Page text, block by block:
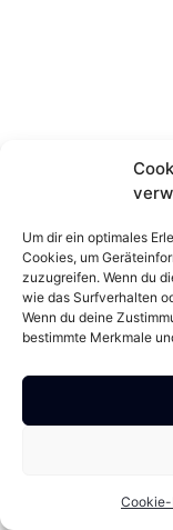
Um dir ein optimales
Cookies, um
zuzugreifen. Wenn du
wie das Surfverhalten
Wenn du deine
bestimmte Merkmale